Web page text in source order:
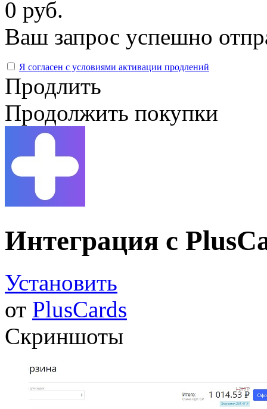
0 руб.
Ваш запрос успешно
Я согласен с условиями активации продлений
Продлить
Продолжить покупки
Интеграция с
Установить
от PlusCards
Скриншоты